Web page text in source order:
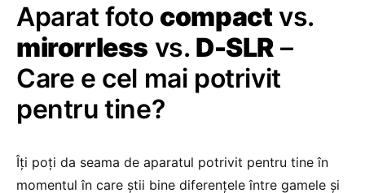
Aparat foto compactvs.
mirorrless vs. D-SLR –
Care e cel mai potrivit
pentru tine?
Îți poți da seama de aparatul potrivit pentru tine în
momentul în care știi bine diferențele între gamele și